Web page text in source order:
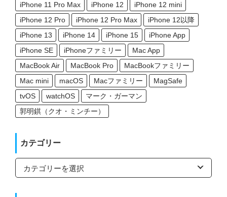
iPhone 11 Pro Max
iPhone 12
iPhone 12 mini
iPhone 12 Pro
iPhone 12 Pro Max
iPhone 12以降
iPhone 13
iPhone 14 iPhone 15
iPhone App
iPhone SE
iPhoneファミリー
Mac App
MacBook Air
MacBook Pro
MacBookファミリー
Mac mini
macOS Macファミリー
MagSafe
tvOS
watchOS
マーク・ガーマン
郭明錤（クオ・ミンチー）
カテゴリー
カ
ゴ
ー